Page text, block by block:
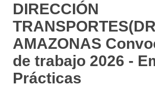
DIRECCIÓN
AMAZONAS
de trabajo 2026 -
Prácticas